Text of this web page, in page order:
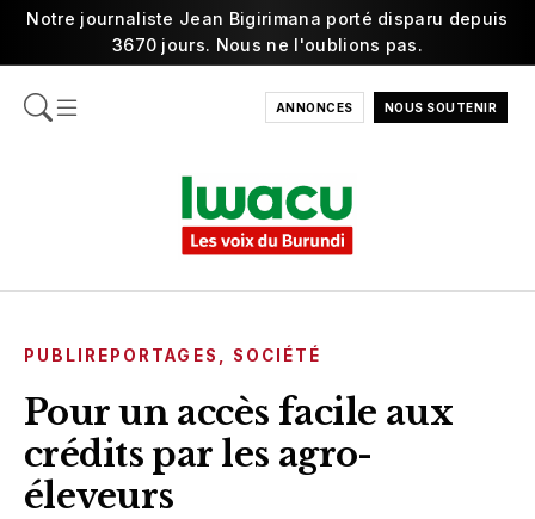
Notre journaliste Jean Bigirimana porté disparu depuis
3670 jours. Nous ne l'oublions pas.
ANNONCES NOUS SOUTENIR
PUBLIREPORTAGES SOCIÉTÉ
Pour un accès facile aux
crédits par les agro-
éleveurs